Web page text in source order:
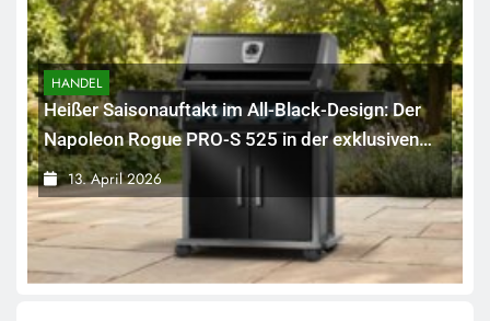
HANDEL
Heißer Saisonauftakt im All-Black-Design: Der
Napoleon Rogue PRO-S 525 in der exklusiven
Grillfürst-Edition
13. April 2026